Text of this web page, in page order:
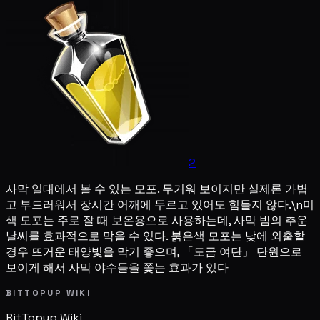
2
사막 일대에서 볼 수 있는 모포. 무거워 보이지만 실제론 가볍
고 부드러워서 장시간 어깨에 두르고 있어도 힘들지 않다.\n미
색 모포는 주로 잘 때 보온용으로 사용하는데, 사막 밤의 추운
날씨를 효과적으로 막을 수 있다. 붉은색 모포는 낮에 외출할
경우 뜨거운 태양빛을 막기 좋으며, 「도금 여단」 단원으로
보이게 해서 사막 야수들을 쫓는 효과가 있다
BITTOPUP WIKI